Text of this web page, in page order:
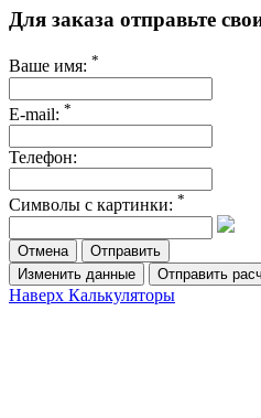
Для заказа отправьте
Ваше имя: *
E-mail: *
Телефон:
Символы с картинки: *
Отмена
Изменить данные
Отправить
Наверх Калькуляторы